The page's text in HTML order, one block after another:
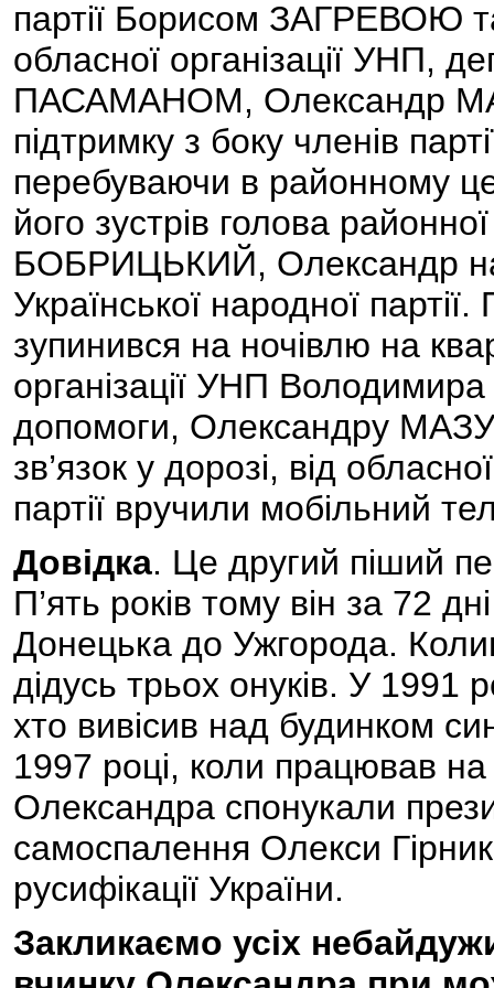
партії Борисом ЗАГРЕВОЮ
обласної організації УНП,
ПАСАМАНОМ, Олександр
підтримку з боку членів
перебуваючи в районному
його зустрів голова
БОБРИЦЬКИЙ, Олександр
Української народної
зупинився на ночівлю на
організації УНП
допомоги, Олександру
зв’язок у дорозі, від
партії вручили мобільний
Довідка. Це другий піший
П’ять років тому він за 72
Донецька до Ужгорода.
дідусь трьох онуків. У 1991
хто вивісив над будинком
1997 році, коли працював на
Олександра спонукали
самоспалення Олекси
русифікації України.
Закликаємо усіх